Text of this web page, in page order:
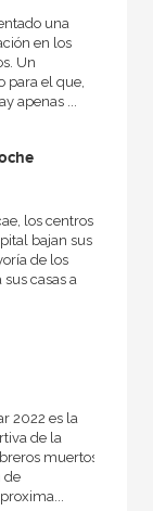
una
en los
Un
para el que,
apenas ...
los centros
bajan sus
de los
casas a
2022 es la
de la
muertos
de